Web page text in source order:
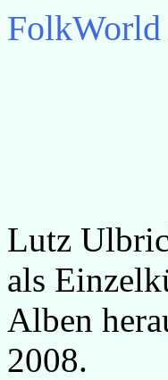
FolkWorld
Lutz
als
Alben
2008.